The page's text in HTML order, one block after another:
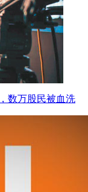
数万股民被血洗